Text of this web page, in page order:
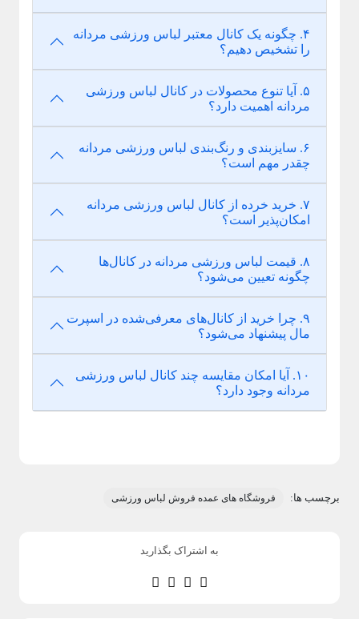
۴. چگونه یک کانال معتبر لباس ورزشی مردانه
را تشخیص دهیم؟
۵. آیا تنوع محصولات در کانال لباس ورزشی
مردانه اهمیت دارد؟
۶. سایزبندی و رنگ‌بندی لباس ورزشی مردانه
چقدر مهم است؟
۷. خرید خرده از کانال لباس ورزشی مردانه
امکان‌پذیر است؟
۸. قیمت لباس ورزشی مردانه در کانال‌ها
چگونه تعیین می‌شود؟
۹. چرا خرید از کانال‌های معرفی‌شده در اسپرت
مال پیشنهاد می‌شود؟
۱۰. آیا امکان مقایسه چند کانال لباس ورزشی
مردانه وجود دارد؟
برچسب ها: فروشگاه های عمده فروش لباس ورزشی
به اشتراک بگذارید